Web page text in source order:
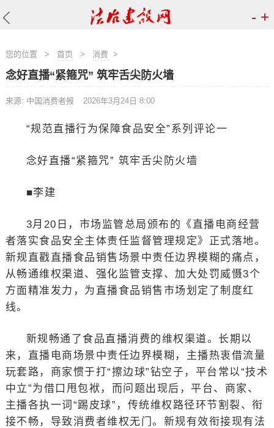
- +
您的位置 > 首页 > 消费 >
念好直播“紧箍咒” 筑牢舌尖防火墙
来源: 中国消费者报 2026年3月24日 8:00
“规范直播行为保障食品安全”系列评论一
念好直播“紧箍咒” 筑牢舌尖防火墙
■李建
3月20日，市场监管总局颁布的《直播电商经营
者落实食品安全主体责任监督管理规定》正式落地。
新规直戳直播食品销售场景中责任边界模糊的痛点，
从畅通维权渠道、强化监管支撑、加大处罚威慑3个
方面精准发力，为直播食品销售市场划定了制度红
线。
新规畅通了食品直播消费的维权渠道。长期以
来，直播电商场景中责任边界模糊，主播热衷借流量
玩套路，商家惯于打“擦边球”钻空子，平台常以“技术
中立”为借口甩包袱，而问题出现后，平台、商家、
主播各执一词“踢皮球”，传统维权路径环节割裂、衔
接不畅，导致消费者维权无门。新规有效衔接现有法